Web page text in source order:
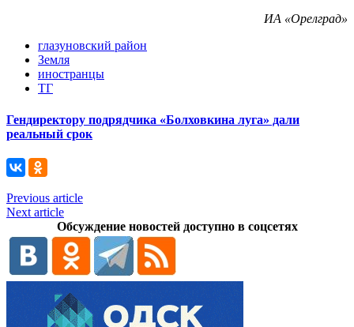
ИА «Орелград»
глазуновский район
Земля
иностранцы
ТГ
Гендиректору подрядчика «Болховкина луга» дали
реальный срок
Previous article
Next article
Обсуждение новостей доступно в соцсетях